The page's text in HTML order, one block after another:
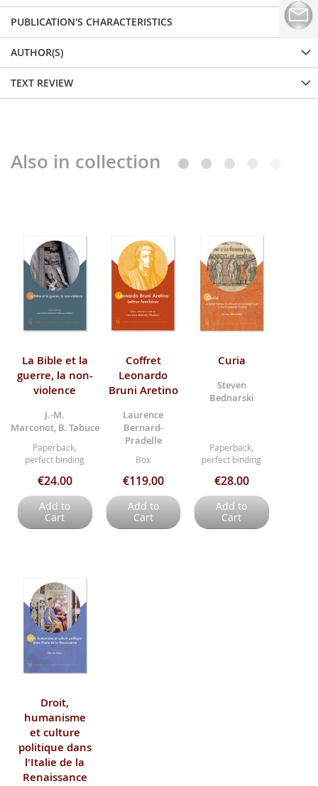
PUBLICATION'S CHARACTERISTICS
AUTHOR(S)
TEXT REVIEW
Also in collection
La Bible et la
guerre, la non-
violence
J.-M.
Marconot, B. Tabuce
Paperback,
perfect binding
€24.00
Add to
Cart
Coffret
Leonardo
Bruni Aretino
Laurence
Bernard-
Pradelle
Box
€119.00
Add to
Cart
Curia
Steven
Bednarski
Paperback,
perfect binding
€28.00
Add to
Cart
Droit,
humanisme
et culture
politique dans
l'Italie de la
Renaissance